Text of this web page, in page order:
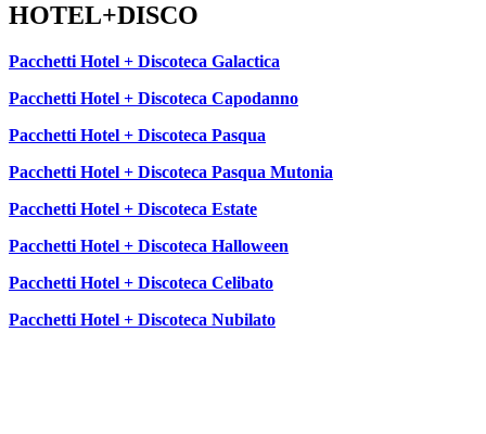
HOTEL+DISCO
Pacchetti Hotel + Discoteca Galactica
Pacchetti Hotel + Discoteca Capodanno
Pacchetti Hotel + Discoteca Pasqua
Pacchetti Hotel + Discoteca Pasqua Mutonia
Pacchetti Hotel + Discoteca Estate
Pacchetti Hotel + Discoteca Halloween
Pacchetti Hotel + Discoteca Celibato
Pacchetti Hotel + Discoteca Nubilato